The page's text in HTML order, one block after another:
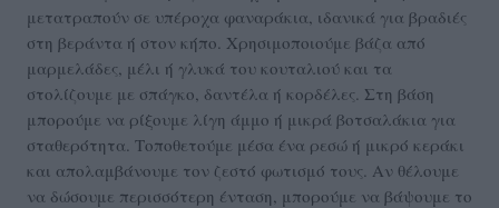
μετατραπούν σε υπέροχα φαναράκια, ιδανικά για βραδιές
στη βεράντα ή στον κήπο. Χρησιμοποιούμε βάζα από
μαρμελάδες, μέλι ή γλυκά του κουταλιού και τα
στολίζουμε με σπάγκο, δαντέλα ή κορδέλες. Στη βάση
μπορούμε να ρίξουμε λίγη άμμο ή μικρά βοτσαλάκια για
σταθερότητα. Τοποθετούμε μέσα ένα ρεσώ ή μικρό κεράκι
και απολαμβάνουμε τον ζεστό φωτισμό τους. Αν θέλουμε
να δώσουμε περισσότερη ένταση, μπορούμε να βάψουμε το